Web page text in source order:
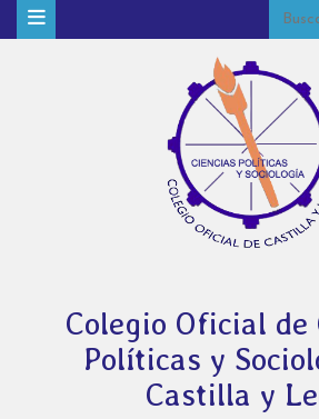
Colegio Oficial de
Políticas y
Castilla y